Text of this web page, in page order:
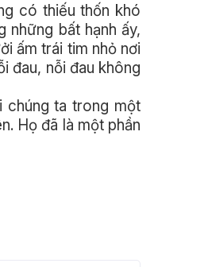
có thiếu thốn khó
những bất hạnh ấy,
ấm trái tim nhỏ nơi
đau, nỗi đau không
chúng ta trong một
Họ đã là một phần